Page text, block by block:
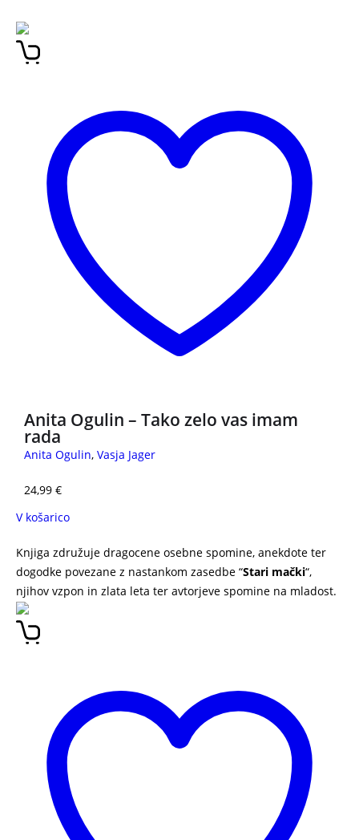
Anita Ogulin – Tako zelo vas imam
rada
Anita Ogulin, Vasja Jager
24,99 €
V košarico
Knjiga združuje dragocene osebne spomine, anekdote ter
dogodke povezane z nastankom zasedbe “Stari mački“,
njihov vzpon in zlata leta ter avtorjeve spomine na mladost.